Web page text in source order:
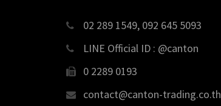
02 289 1549, 092 645 5093
LINE Official ID : @canton
0 2289 0193
contact@canton-trading.co.th